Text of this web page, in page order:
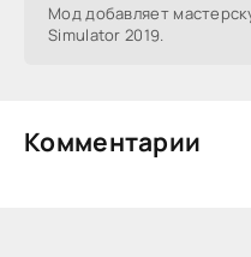
Мод добавляет
Simulator 2019.
Комментарии